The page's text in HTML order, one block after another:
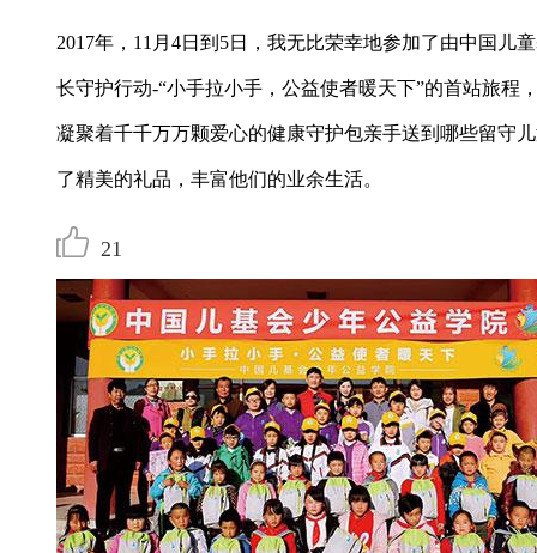
2017年，11月4日到5日，我无比荣幸地参加了由中国儿
长守护行动-“小手拉小手，公益使者暖天下”的首站旅程
凝聚着千千万万颗爱心的健康守护包亲手送到哪些留守
了精美的礼品，丰富他们的业余生活。
21